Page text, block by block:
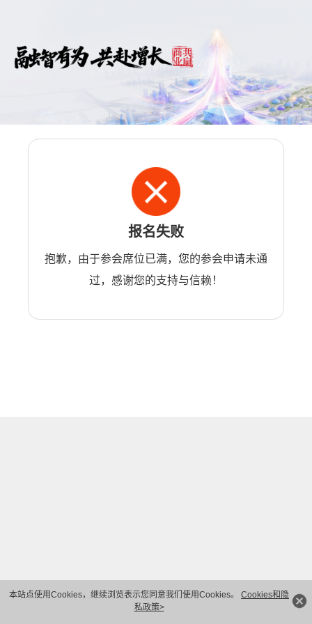
本站点使用Cookies，继续浏览表示您同意我们使用Cookies。 Cookies和隐
私政策>
报名失败
抱歉，由于参会席位已满，您的参会申请未通
过，感谢您的支持与信赖！